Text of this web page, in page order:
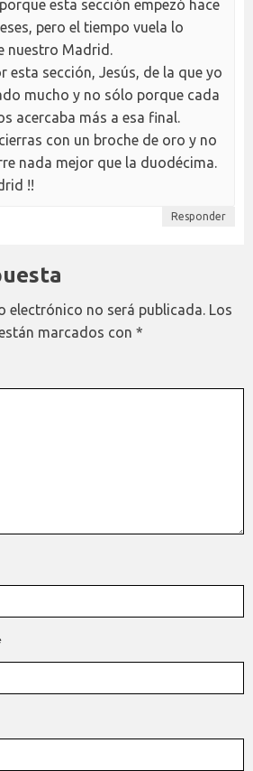
esta sección empezó hace
pero el tiempo vuela lo
nuestro Madrid.
esta sección, Jesús, de la que yo
mucho y no sólo porque cada
acercaba más a esa final.
con un broche de oro y no
nada mejor que la duodécima.
!!
Responder
electrónico no será publicada. Los
marcados con *